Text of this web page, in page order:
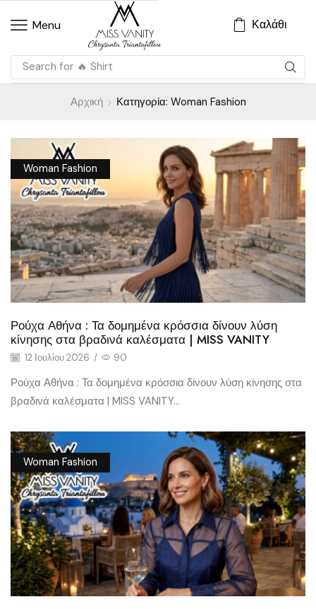
Menu Καλάθι
Search for 🔥 Shirt
Αρχική Κατηγορία: Woman Fashion
Woman Fashion
Ρούχα Αθήνα : Τα δομημένα κρόσσια δίνουν λύση
κίνησης στα βραδινά καλέσματα | MISS VANITY
12 Ιουλίου 2026 / 90
Ρούχα Αθήνα : Τα δομημένα κρόσσια δίνουν λύση κίνησης στα
βραδινά καλέσματα | MISS VANITY...
Woman Fashion